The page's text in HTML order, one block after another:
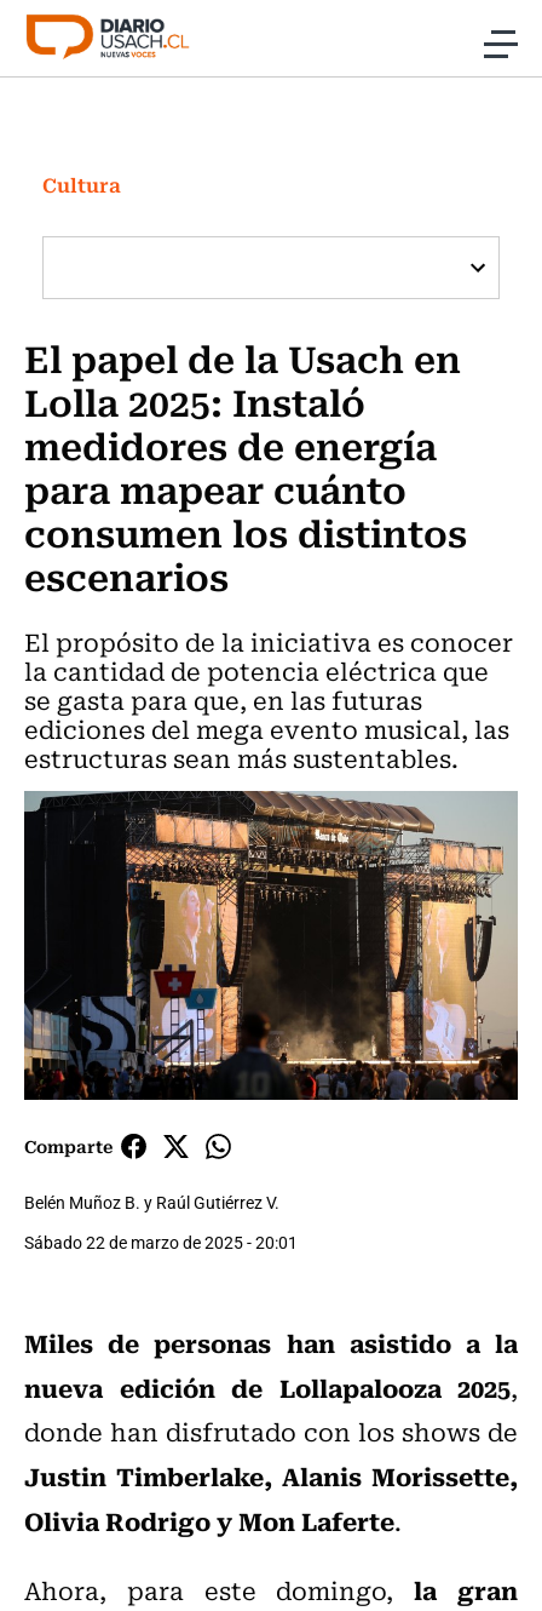
Click acá para ir directamente al contenido
Investigación
Cultura
Programas Radio y TV Usach
Cultura
El papel de la Usach en
Lolla 2025: Instaló
medidores de energía
para mapear cuánto
consumen los distintos
escenarios
El propósito de la iniciativa es conocer
la cantidad de potencia eléctrica que
se gasta para que, en las futuras
ediciones del mega evento musical, las
estructuras sean más sustentables.
Comparte
Belén Muñoz B. y Raúl Gutiérrez V.
Sábado 22 de marzo de 2025 - 20:01
Miles de personas han asistido a la
nueva edición de Lollapalooza 2025,
donde han disfrutado con los shows de
Justin Timberlake, Alanis Morissette,
Olivia Rodrigo y Mon Laferte.
Ahora, para este domingo,la gran